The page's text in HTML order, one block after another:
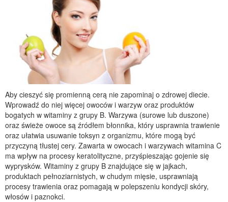
Aby cieszyć się promienną cerą nie zapominaj o zdrowej diecie.
Wprowadź do niej więcej owoców i warzyw oraz produktów
bogatych w witaminy z grupy B. Warzywa (surowe lub duszone)
oraz świeże owoce są źródłem błonnika, który usprawnia trawienie
oraz ułatwia usuwanie toksyn z organizmu, które mogą być
przyczyną tłustej cery. Zawarta w owocach i warzywach witamina C
ma wpływ na procesy keratolityczne, przyśpieszając gojenie się
wyprysków. Witaminy z grupy B znajdujące się w jajkach,
produktach pełnoziarnistych, w chudym mięsie, usprawniają
procesy trawienia oraz pomagają w polepszeniu kondycji skóry,
włosów i paznokci.